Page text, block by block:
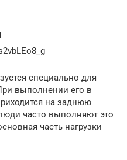
специально для
выполнении его в
на заднюю
часто выполняют это
часть нагрузки